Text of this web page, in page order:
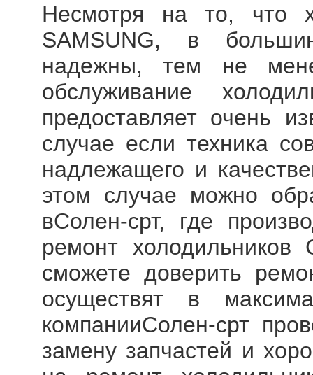
Несмотря на то, что
SAMSUNG, в
надежны, тем не
обслуживание
предоставляет очень
случае если техника
надлежащего и
этом случае можно
вСолен-срт, где
ремонт холодильников
сможете доверить
осуществят в
компанииСолен-срт
замену запчастей и